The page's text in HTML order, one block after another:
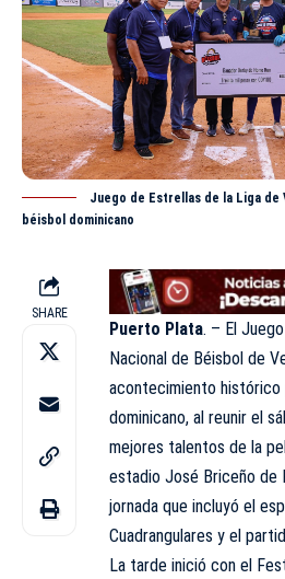
Juego de Estrellas de la Liga de
béisbol dominicano
SHARE
Puerto Plata. – El
Nacional de Béisbol de
acontecimiento histórico
dominicano, al reunir el
mejores talentos de la
estadio José Briceño de
jornada que incluyó el
Cuadrangulares y el
La tarde inició con el